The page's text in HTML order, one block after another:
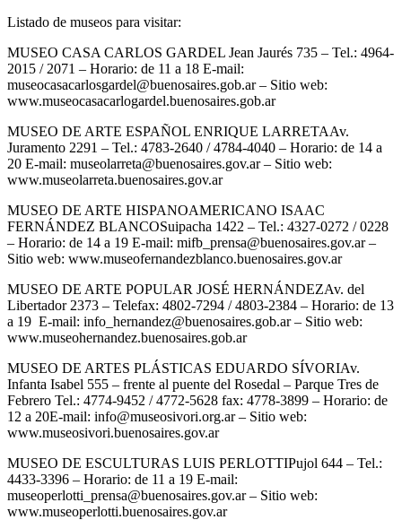
Listado de museos para visitar:
MUSEO CASA CARLOS GARDEL Jean Jaurés 735 – Tel.: 4964-
2015 / 2071 – Horario: de 11 a 18 E-mail:
museocasacarlosgardel@buenosaires.gob.ar – Sitio web:
www.museocasacarlogardel.buenosaires.gob.ar
MUSEO DE ARTE ESPAÑOL ENRIQUE LARRETAAv.
Juramento 2291 – Tel.: 4783-2640 / 4784-4040 – Horario: de 14 a
20 E-mail: museolarreta@buenosaires.gov.ar – Sitio web:
www.museolarreta.buenosaires.gov.ar
MUSEO DE ARTE HISPANOAMERICANO ISAAC
FERNÁNDEZ BLANCOSuipacha 1422 – Tel.: 4327-0272 / 0228
– Horario: de 14 a 19 E-mail: mifb_prensa@buenosaires.gov.ar –
Sitio web: www.museofernandezblanco.buenosaires.gov.ar
MUSEO DE ARTE POPULAR JOSÉ HERNÁNDEZAv. del
Libertador 2373 – Telefax: 4802-7294 / 4803-2384 – Horario: de 13
a 19 E-mail: info_hernandez@buenosaires.gob.ar – Sitio web:
www.museohernandez.buenosaires.gob.ar
MUSEO DE ARTES PLÁSTICAS EDUARDO SÍVORIAv.
Infanta Isabel 555 – frente al puente del Rosedal – Parque Tres de
Febrero Tel.: 4774-9452 / 4772-5628 fax: 4778-3899 – Horario: de
12 a 20E-mail: info@museosivori.org.ar – Sitio web:
www.museosivori.buenosaires.gov.ar
MUSEO DE ESCULTURAS LUIS PERLOTTIPujol 644 – Tel.:
4433-3396 – Horario: de 11 a 19 E-mail:
museoperlotti_prensa@buenosaires.gov.ar – Sitio web:
www.museoperlotti.buenosaires.gov.ar